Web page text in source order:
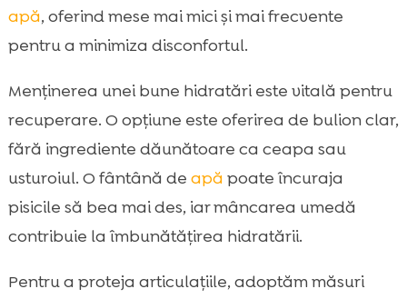
apă, oferind mese mai mici și mai frecvente
pentru a minimiza disconfortul.
Menținerea unei bune hidratări este vitală pentru
recuperare. O opțiune este oferirea de bulion clar,
fără ingrediente dăunătoare ca ceapa sau
usturoiul. O fântână de apă poate încuraja
pisicile să bea mai des, iar mâncarea umedă
contribuie la îmbunătățirea hidratării.
Pentru a proteja articulațiile, adoptăm măsuri